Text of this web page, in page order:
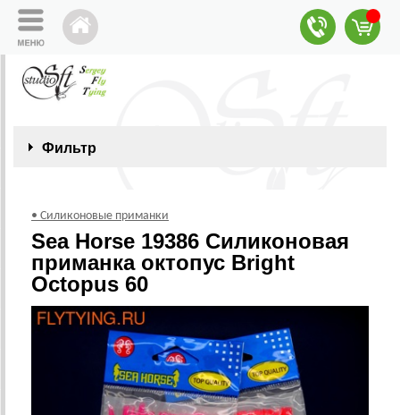
Фильтр
• Силиконовые приманки
Sea Horse 19386 Силиконовая
приманка октопус Bright
Octopus 60